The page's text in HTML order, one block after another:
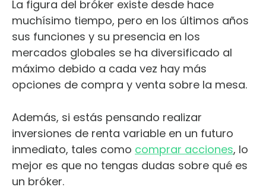
La figura del bróker existe desde hace
muchísimo tiempo, pero en los últimos años
sus funciones y su presencia en los
mercados globales se ha diversificado al
máximo debido a cada vez hay más
opciones de compra y venta sobre la mesa.
Además, si estás pensando realizar
inversiones de renta variable en un futuro
inmediato, tales como comprar acciones, lo
mejor es que no tengas dudas sobre qué es
un bróker.